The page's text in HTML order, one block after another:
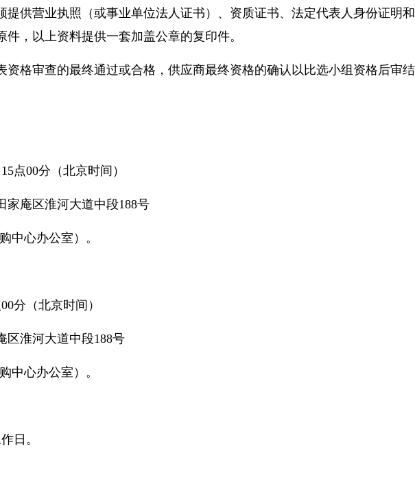
提供营业执照（或事业单位法人证书）、资质证书、法定代表人身份证明
，以上资料提供一套加盖公章的复印件。
资格审查的最终通过或合格，供应商最终资格的确认以比选小组资格后审
点00分（北京时间）
家庵区淮河大道中段188号
中心办公室）。
分（北京时间）
区淮河大道中段188号
中心办公室）。
日。